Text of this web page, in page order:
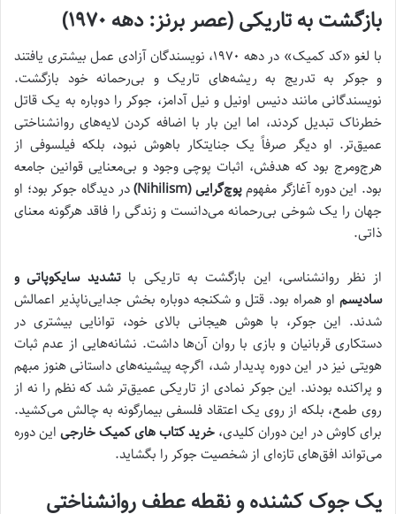
بازگشت به تاریکی (عصر برنز: دهه ۱۹۷۰)
با لغو «کد کمیک» در دهه ۱۹۷۰، نویسندگان آزادی عمل بیشتری یافتند
و جوکر به تدریج به ریشه‌های تاریک و بی‌رحمانه خود بازگشت.
نویسندگانی مانند دنیس اونیل و نیل آدامز، جوکر را دوباره به یک قاتل
خطرناک تبدیل کردند، اما این بار با اضافه کردن لایه‌های روانشناختی
عمیق‌تر. او دیگر صرفاً یک جنایتکار باهوش نبود، بلکه فیلسوفی از
هرج‌ومرج بود که هدفش، اثبات پوچی وجود و بی‌معنایی قوانین جامعه
بود. این دوره آغازگر مفهومپوچ‌گرایی (Nihilism)
در دیدگاه جوکر بود؛ او
جهان را یک شوخی بی‌رحمانه می‌دانست و زندگی را فاقد هرگونه معنای
ذاتی.
از نظر روانشناسی، این بازگشت به تاریکی باتشدید سایکوپاتی و
سادیسم او همراه بود. قتل و شکنجه دوباره بخش جدایی‌ناپذیر اعمالش
شدند. این جوکر، با هوش هیجانی بالای خود، توانایی بیشتری در
دستکاری قربانیان و بازی با روان آن‌ها داشت. نشانه‌هایی از عدم ثبات
هویتی نیز در این دوره پدیدار شد، اگرچه پیشینه‌های داستانی هنوز مبهم
و پراکنده بودند. این جوکر نمادی از تاریکی عمیق‌تر شد که نظم را نه از
روی طمع، بلکه از روی یک اعتقاد فلسفی بیمارگونه به چالش می‌کشید.
برای کاوش در این دوران کلیدی، خرید کتاب های کمیک خارجی این دوره
می‌تواند افق‌های تازه‌ای از شخصیت جوکر را بگشاید.
یک جوک کشنده و نقطه عطف روانشناختی